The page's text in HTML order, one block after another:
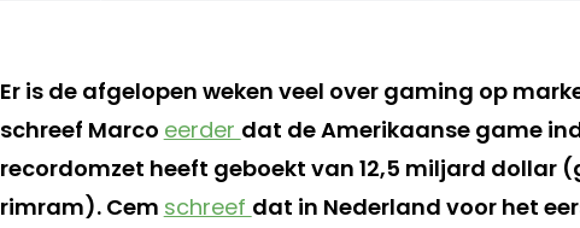
Er is de afgelopen weken veel over gaming op
schreef Marco eerder dat de Amerikaanse game
recordomzet heeft geboekt van 12,5 miljard dollar
rimram). Cem schreef dat in Nederland voor het